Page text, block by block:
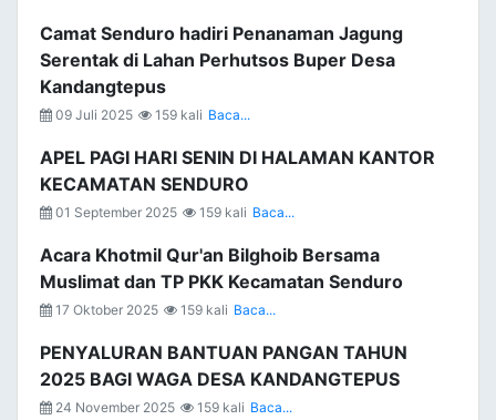
Camat Senduro hadiri Penanaman Jagung
Serentak di Lahan Perhutsos Buper Desa
Kandangtepus
09 Juli 2025 159 kali Baca...
APEL PAGI HARI SENIN DI HALAMAN KANTOR
KECAMATAN SENDURO
01 September 2025 159 kali Baca...
Acara Khotmil Qur'an Bilghoib Bersama
Muslimat dan TP PKK Kecamatan Senduro
17 Oktober 2025 159 kali Baca...
PENYALURAN BANTUAN PANGAN TAHUN
2025 BAGI WAGA DESA KANDANGTEPUS
24 November 2025 159 kali Baca...